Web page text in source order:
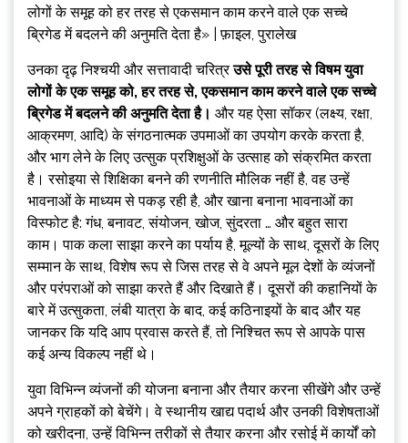
लोगों के समूह को हर तरह से एकसमान काम करने वाले एक सच्चे
ब्रिगेड में बदलने की अनुमति देता है» | फ़ाइल, पुरालेख
उनका दृढ़ निश्चयी और सत्तावादी चरित्रउसे पूरी तरह से विषम युवा
लोगों के एक समूह को, हर तरह से, एकसमान काम करने वाले एक सच्चे
ब्रिगेड में बदलने की अनुमति देता है। और यह ऐसा सॉकर (लक्ष्य, रक्षा,
आक्रमण, आदि) के संगठनात्मक उपमाओं का उपयोग करके करता है,
और भाग लेने के लिए उत्सुक प्रशिक्षुओं के उत्साह को संक्रमित करता
है। रसोइया से शिक्षिका बनने की रणनीति मौलिक नहीं है, वह उन्हें
भावनाओं के माध्यम से पकड़ रही है, और खाना बनाना भावनाओं का
विस्फोट है: गंध, बनावट, संयोजन, खोज, सुंदरता … और बहुत सारा
काम। पाक कला साझा करने का पर्याय है, मूल्यों के साथ, दूसरों के लिए
सम्मान के साथ, विशेष रूप से जिस तरह से वे अपने मूल देशों के व्यंजनों
और परंपराओं को साझा करते हैं और दिखाते हैं। दूसरों की कहानियों के
बारे में उत्सुकता, लंबी यात्रा के बाद, कई कठिनाइयों के बाद और यह
जानकर कि यदि आप प्रवास करते हैं, तो निश्चित रूप से आपके पास
कई अन्य विकल्प नहीं थे।
युवा विभिन्न व्यंजनों की योजना बनाना और तैयार करना सीखेंगे और उन्हें
अपने ग्राहकों को बेचेंगे। वे स्थानीय खाद्य पदार्थ और उनकी विशेषताओं
को खरीदना, उन्हें विभिन्न तरीकों से तैयार करना और रसोई में कार्यों को